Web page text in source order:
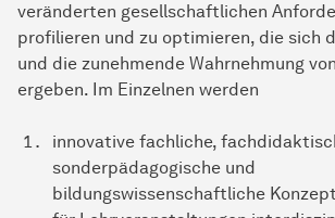
veränderten gesellschaftlichen
profilieren und zu optimieren, die sich
und die zunehmende Wahrnehmung
ergeben. Im Einzelnen werden
innovative fachliche,
sonderpädagogische und
bildungswissenschaftliche